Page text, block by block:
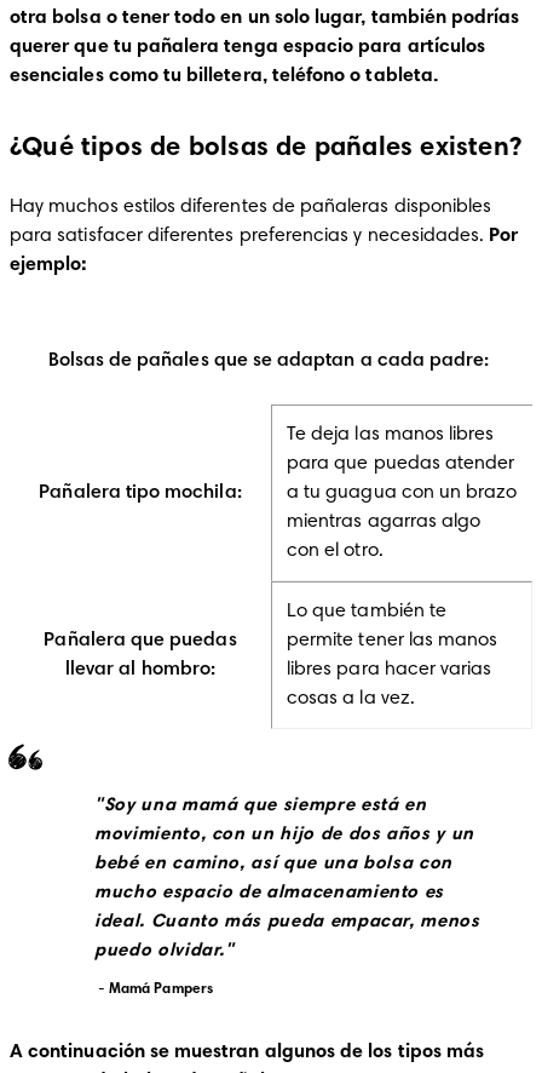
otra bolsa o tener todo en un solo lugar, también podrías
querer que tu pañalera tenga espacio para artículos
esenciales como tu billetera, teléfono o tableta.
¿Qué tipos de bolsas de pañales existen?
Hay muchos estilos diferentes de pañaleras disponibles
para satisfacer diferentes preferencias y necesidades. Por
ejemplo:
Bolsas de pañales que se adaptan a cada padre:
Pañalera tipo mochila:
Te deja las manos libres
para que puedas atender
a tu guagua con un brazo
mientras agarras algo
con el otro.
Pañalera que puedas
llevar al hombro:
Lo que también te
permite tener las manos
libres para hacer varias
cosas a la vez.
Soy una mamá que siempre está en
movimiento, con un hijo de dos años y un
bebé en camino, así que una bolsa con
mucho espacio de almacenamiento es
ideal. Cuanto más pueda empacar, menos
puedo olvidar.
Mamá Pampers
A continuación se muestran algunos de los tipos más